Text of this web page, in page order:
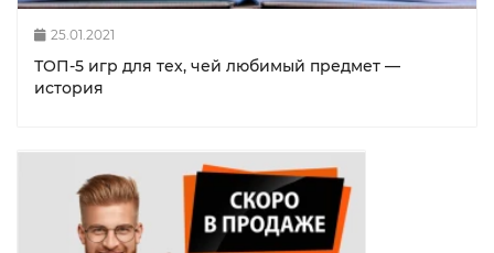
25.01.2021
ТОП-5 игр для тех, чей любимый предмет —
история